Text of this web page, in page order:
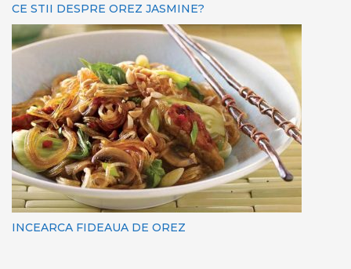
CE STII DESPRE OREZ JASMINE?
INCEARCA FIDEAUA DE OREZ